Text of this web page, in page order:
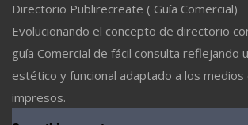
Directorio Publirecreate ( Guía Comercial)
Evolucionando el concepto de directorio
guía Comercial de fácil consulta reflejando
estético y funcional adaptado a los medios
impresos.